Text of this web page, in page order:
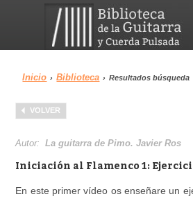
Menu
Biblioteca
Inicio › Biblioteca › Resultados búsqueda
VOLVER
Autor:La guitarra de Pimo. Javier Ros
Iniciación al Flamenco 1:
En este primer vídeo os enseñare un